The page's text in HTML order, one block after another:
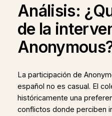
Análisis:
de la
La participación de
español no es casual. El
históricamente una
conflictos donde perciben